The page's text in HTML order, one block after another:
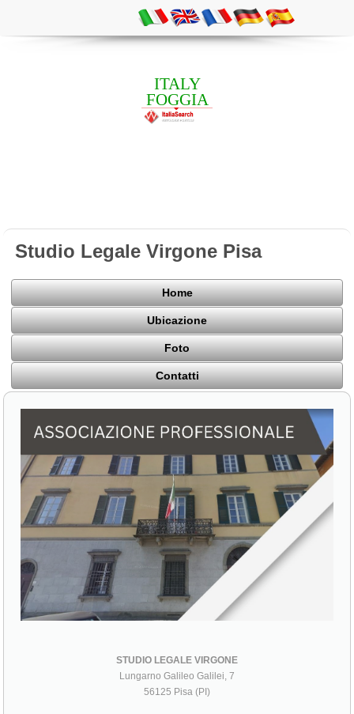
ITALY
FOGGIA
Studio Legale Virgone Pisa
Home
Ubicazione
Foto
Contatti
STUDIO LEGALE VIRGONE
Lungarno Galileo Galilei, 7
56125 Pisa (PI)